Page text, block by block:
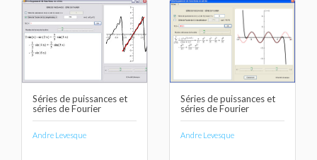
Séries de puissances et
séries de Fourier
Andre Levesque
Séries de puissances et
séries de Fourier
Andre Levesque